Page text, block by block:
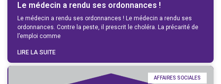
Le médecin a rendu ses ordonnances !
Le médecin a rendu ses ordonnances ! Le médecin a rendu ses
ordonnances. Contre la peste, il prescrit le choléra. La précarité de
l’emploi comme
LIRE LA SUITE
AFFAIRES SOCIALES